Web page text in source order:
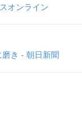
オンライン
き - 朝日新聞